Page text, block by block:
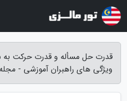
قدرت حل مسأله و قدرت حرکت
ویژگی های راهبران آموزشی -